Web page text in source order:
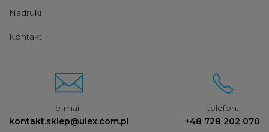
Nadruki
Kontakt
e-mail:
kontakt.sklep@ulex.com.pl
telefon:
+48 728 202 070